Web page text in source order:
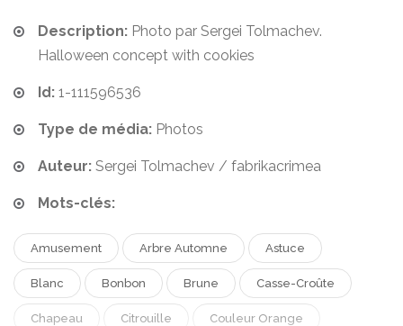
Description: Photo par Sergei Tolmachev.
Halloween concept with cookies
Id: 1-111596536
Type de média: Photos
Auteur: Sergei Tolmachev / fabrikacrimea
Mots-clés:
Amusement Arbre Automne Astuce
Blanc Bonbon Brune Casse-Croûte
Chapeau Citrouille Couleur Orange